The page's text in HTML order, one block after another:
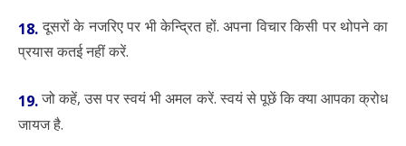
18. दूसरों के नजरिए पर भी केन्द्रित हों. अपना विचार किसी पर थोपने का
प्रयास कतई नहीं करें.
19.जो कहें, उस पर स्वयं भी अमल करें. स्वयं से पूछें कि क्या आपका क्रोध
जायज है.